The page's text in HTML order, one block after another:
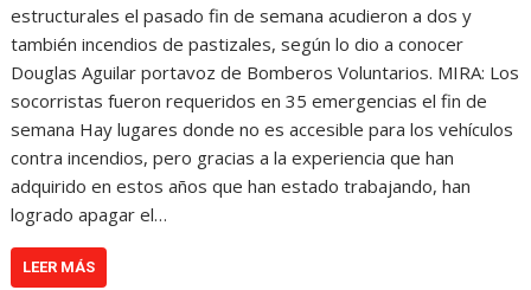
estructurales el pasado fin de semana acudieron a dos y
también incendios de pastizales, según lo dio a conocer
Douglas Aguilar portavoz de Bomberos Voluntarios. MIRA: Los
socorristas fueron requeridos en 35 emergencias el fin de
semana Hay lugares donde no es accesible para los vehículos
contra incendios, pero gracias a la experiencia que han
adquirido en estos años que han estado trabajando, han
logrado apagar el…
LEER MÁS